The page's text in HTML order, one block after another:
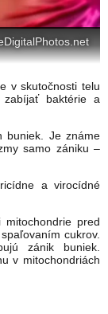
v skutočnosti telu
baktérie a
buniek. Je známe
samo zániku –
a virocídné
mitochondrie pred
cukrov.
zánik buniek.
v mitochondriách